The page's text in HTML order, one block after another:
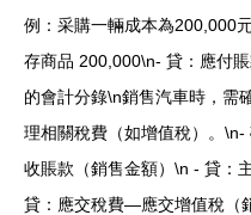
例：采購一輛成本為200,000
存商品 200,000\n- 貸：應付
的會計分錄\n銷售汽車時，需
理相關稅費（如增值稅）。
收賬款（銷售金額）\n - 貸：
貸：應交稅費—應交增值稅（